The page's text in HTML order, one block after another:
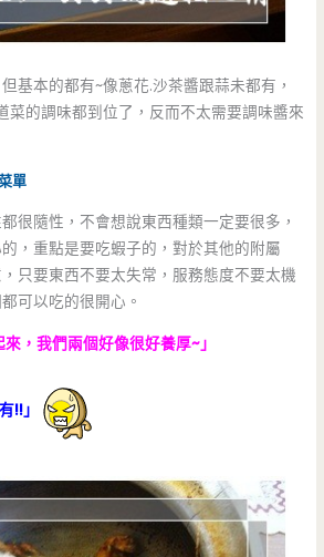
基本的都有~像蔥花.沙茶醬跟蒜未都有，
菜的調味都到位了，反而不太需要調味醬來
單
很隨性，不會想說東西種類一定要很多，
，重點是要吃蝦子的，對於其他的附屬
只要東西不要太失常，服務態度不要太機
可以吃的很開心。
，我們兩個好像很好養厚~」
!!」